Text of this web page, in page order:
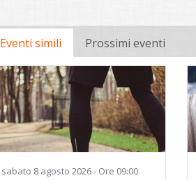
Eventi simili Prossimi eventi
sabato 8 agosto 2026 - Ore 09:00